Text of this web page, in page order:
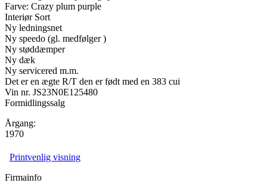
Farve: Crazy plum purple
Interiør Sort
Ny ledningsnet
Ny speedo (gl. medfølger )
Ny støddæmper
Ny dæk
Ny servicered m.m.
Det er en ægte R/T den er født med en 383 cui
Vin nr. JS23N0E125480
Formidlingssalg
Årgang:
1970
Printvenlig visning
Firmainfo